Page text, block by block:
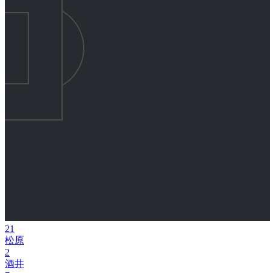
21
松原
2
酒井